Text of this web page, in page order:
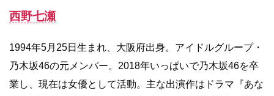
西野七瀬
1994年5月25日生まれ、大阪府出身。アイドルグループ・
乃木坂46の元メンバー。2018年いっぱいで乃木坂46を卒
業し、現在は女優として活動。主な出演作はドラマ『あな